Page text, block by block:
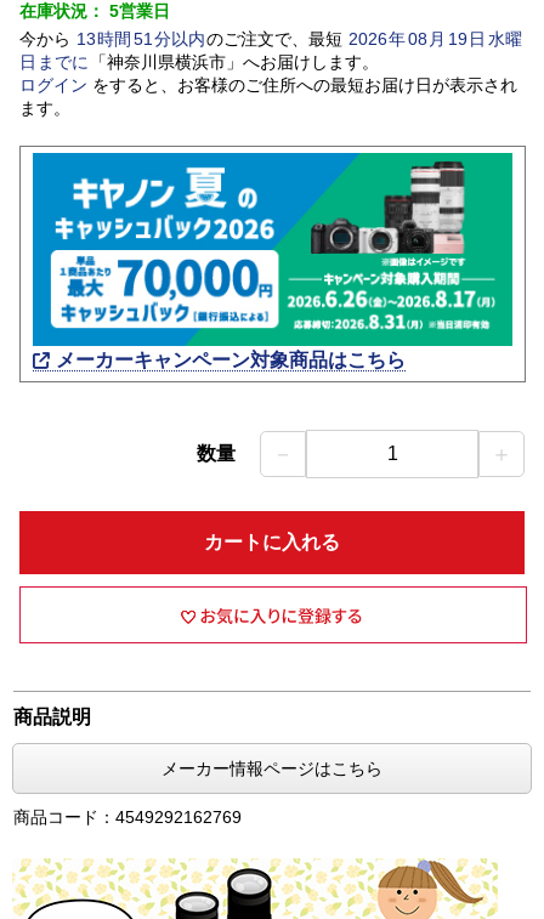
在庫状況： 5営業日
今から 13時間 51 分以内のご注文で、最短 2026年08 月 19日水曜
日 までに 「神奈川県横浜市」 へお届けします。
ログイン をすると、お客様のご住所への最短お届け日が表示され
ます。
メーカーキャンペーン対象商品はこちら
数量 － 1 ＋
カートに入れる
商品説明
メーカー情報ページはこちら
商品コード：4549292162769